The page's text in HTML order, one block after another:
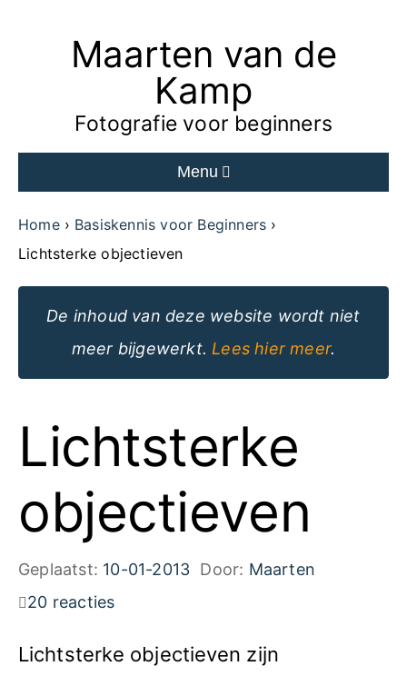
Maarten van de
Kamp
Fotografie voor beginners
Menu
Home
Basiskennis voor Beginners
Lichtsterke objectieven
De inhoud van deze website wordt niet
meer bijgewerkt. Lees hier meer.
Lichtsterke
objectieven
Geplaatst: 10-01-2013 Door: Maarten
20 reacties
Lichtsterke objectieven zijn